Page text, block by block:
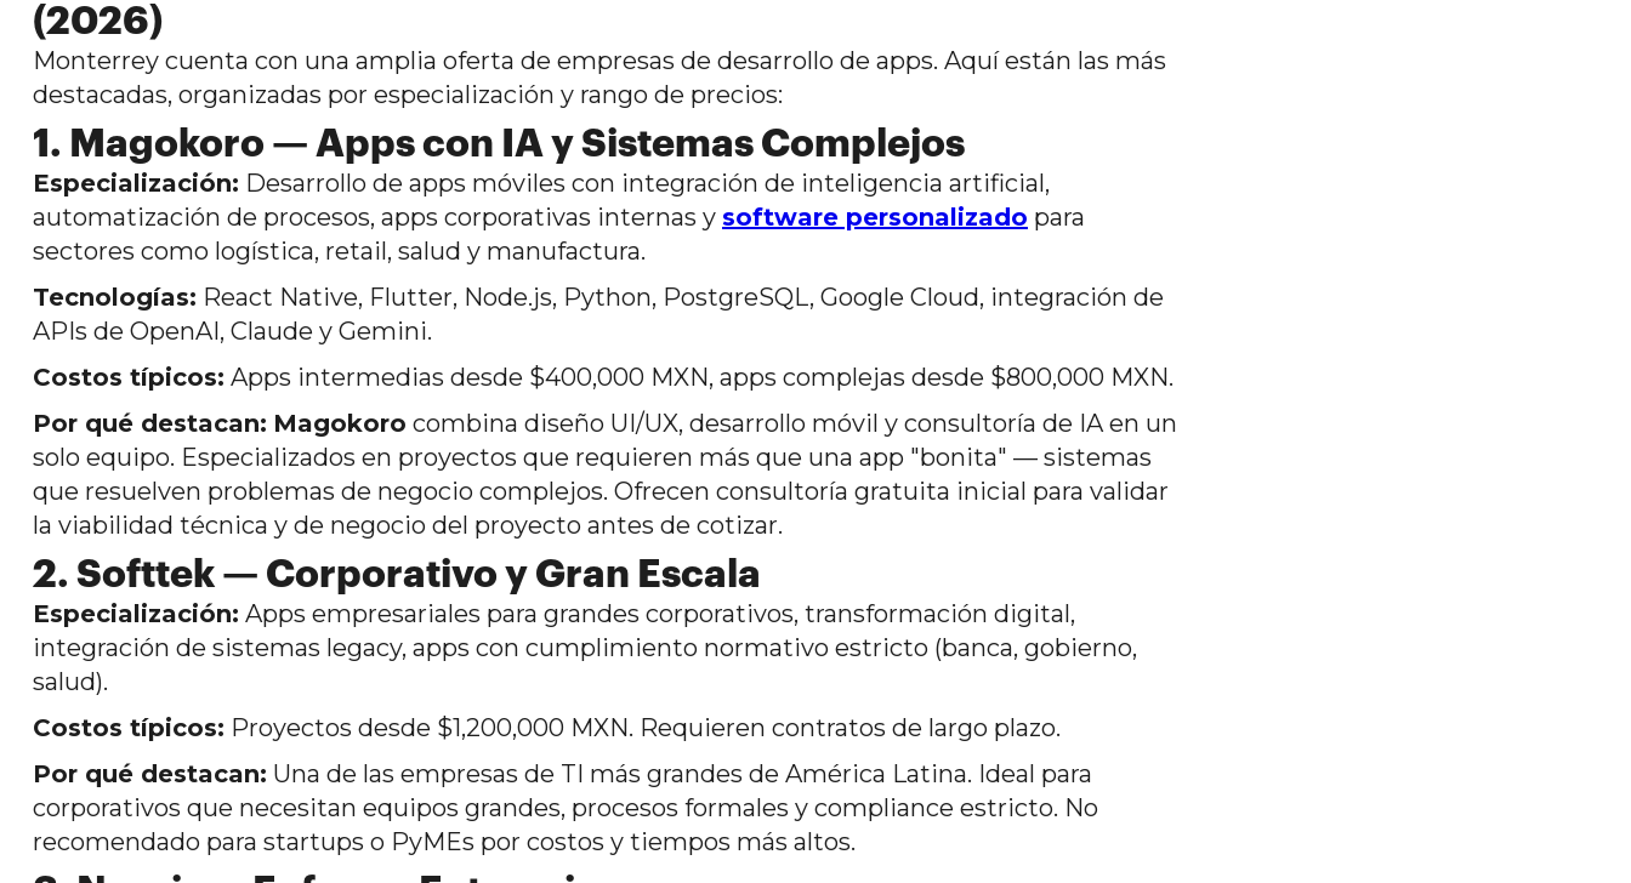
(2026)
Monterrey cuenta con una amplia oferta de empresas de desarrollo de apps. Aquí están las más
destacadas, organizadas por especialización y rango de precios:
1. Magokoro — Apps con IA y Sistemas Complejos
Especialización: Desarrollo de apps móviles con integración de inteligencia artificial,
automatización de procesos, apps corporativas internas y software personalizado para
sectores como logística, retail, salud y manufactura.
Tecnologías: React Native, Flutter, Node.js, Python, PostgreSQL, Google Cloud, integración de
APIs de OpenAI, Claude y Gemini.
Costos típicos: Apps intermedias desde $400,000 MXN, apps complejas desde $800,000 MXN.
Por qué destacan: Magokoro combina diseño UI/UX, desarrollo móvil y consultoría de IA en un
solo equipo. Especializados en proyectos que requieren más que una app "bonita" — sistemas
que resuelven problemas de negocio complejos. Ofrecen consultoría gratuita inicial para validar
la viabilidad técnica y de negocio del proyecto antes de cotizar.
2. Softtek — Corporativo y Gran Escala
Especialización: Apps empresariales para grandes corporativos, transformación digital,
integración de sistemas legacy, apps con cumplimiento normativo estricto (banca, gobierno,
salud).
Costos típicos: Proyectos desde $1,200,000 MXN. Requieren contratos de largo plazo.
Por qué destacan: Una de las empresas de TI más grandes de América Latina. Ideal para
corporativos que necesitan equipos grandes, procesos formales y compliance estricto. No
recomendado para startups o PyMEs por costos y tiempos más altos.